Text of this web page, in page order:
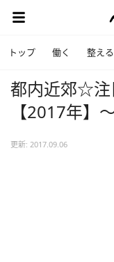
トップ 働く 整える
都内近郊☆注
【2017年】
更新: 2017.09.06